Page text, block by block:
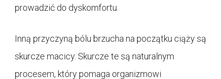
prowadzić do dyskomfortu.
Inną przyczyną bólu brzucha na początku ciąży są
skurcze macicy. Skurcze te są naturalnym
procesem, który pomaga organizmowi